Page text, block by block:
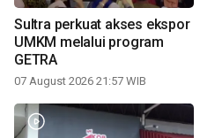
Sultra perkuat akses ekspor
UMKM melalui program
GETRA
07 August 2026 21:57 WIB